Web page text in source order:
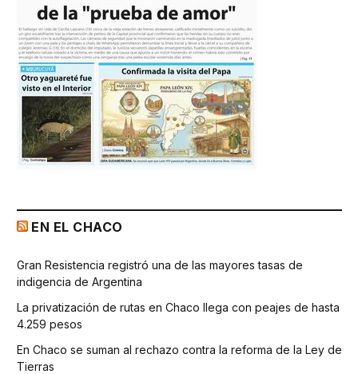
EN EL CHACO
Gran Resistencia registró una de las mayores tasas de
indigencia de Argentina
La privatización de rutas en Chaco llega con peajes de hasta
4.259 pesos
En Chaco se suman al rechazo contra la reforma de la Ley de
Tierras